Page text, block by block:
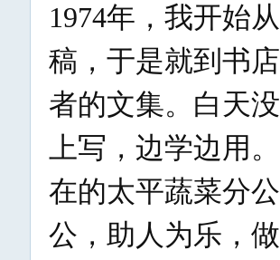
1974年，我开始
稿，于是就到书
者的文集。白天
上写，边学边用
在的太平蔬菜分
公，助人为乐，